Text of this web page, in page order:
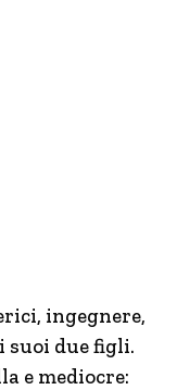
ingegnere,
suoi due figli.
e mediocre: